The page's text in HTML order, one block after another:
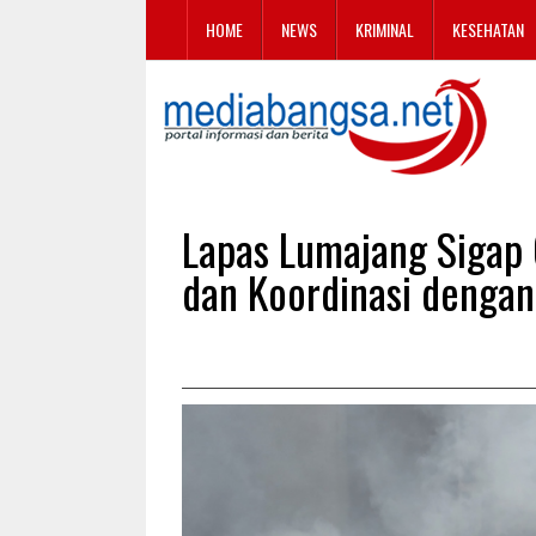
HOME NEWS KRIMINAL KESEHATAN
Lapas Lumajang
dan Koordinasi